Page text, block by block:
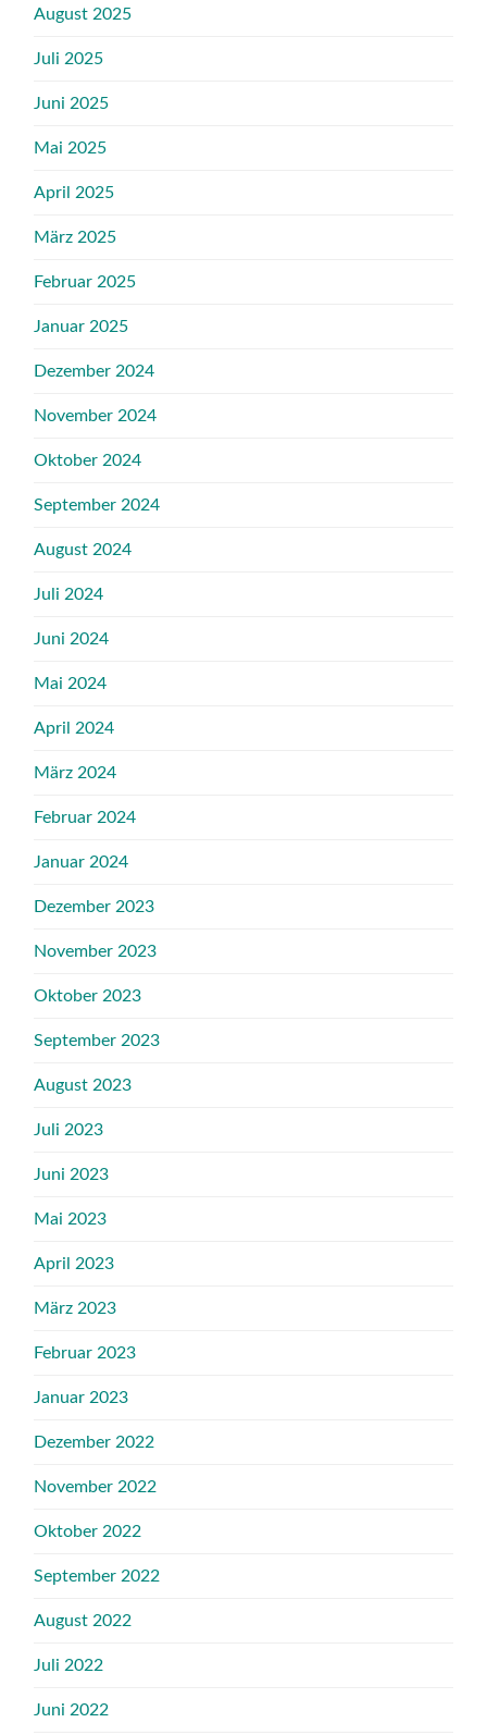
August 2025
Juli 2025
Juni 2025
Mai 2025
April 2025
März 2025
Februar 2025
Januar 2025
Dezember 2024
November 2024
Oktober 2024
September 2024
August 2024
Juli 2024
Juni 2024
Mai 2024
April 2024
März 2024
Februar 2024
Januar 2024
Dezember 2023
November 2023
Oktober 2023
September 2023
August 2023
Juli 2023
Juni 2023
Mai 2023
April 2023
März 2023
Februar 2023
Januar 2023
Dezember 2022
November 2022
Oktober 2022
September 2022
August 2022
Juli 2022
Juni 2022